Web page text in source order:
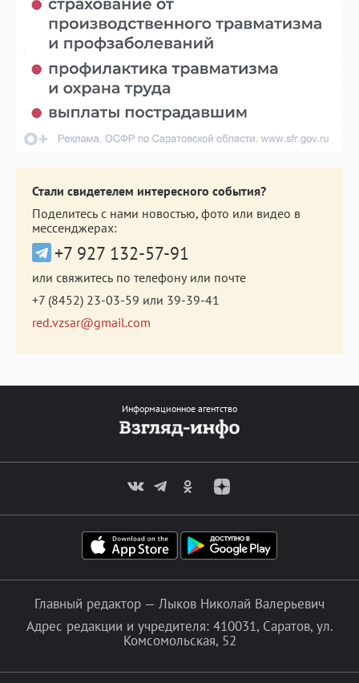
Стали свидетелем интересного события?
Поделитесь с нами новостью, фото или видео в
мессенджерах:
+7 927 132-57-91
или свяжитесь по телефону или почте
+7 (8452) 23-03-59 или 39-39-41
red.vzsar@gmail.com
Информационное агентство
Главный редактор — Лыков Николай Валерьевич
Адрес редакции и учредителя: 410031, Саратов, ул.
Комсомольская, 52